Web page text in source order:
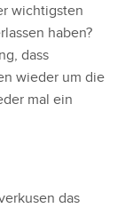
wichtigsten
haben?
dass
wieder um die
mal ein
das